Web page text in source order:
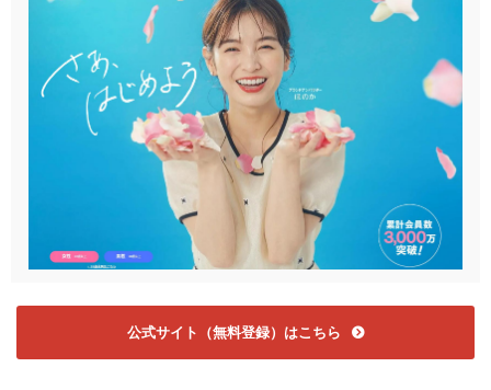
公式サイト（無料登録）はこちら